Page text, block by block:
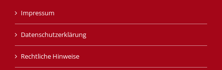
Impressum
Datenschutzerklärung
Rechtliche Hinweise